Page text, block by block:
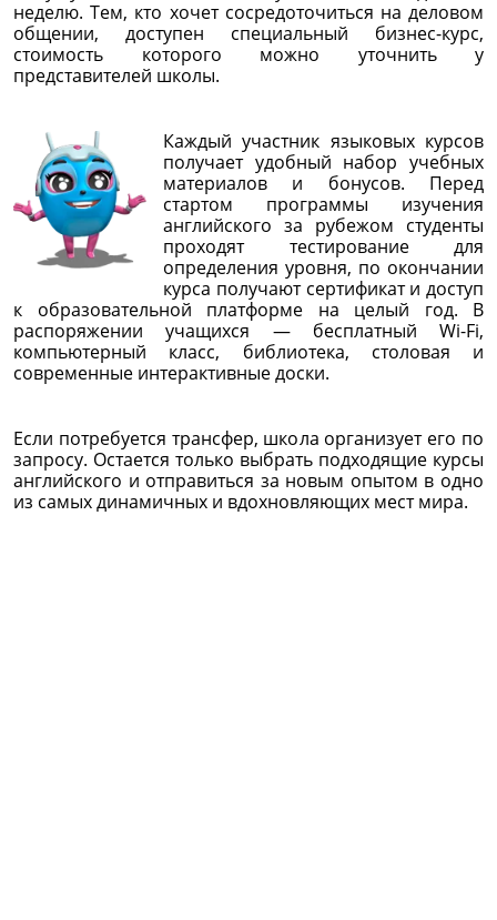
неделю. Тем, кто хочет сосредоточиться на деловом
общении, доступен специальный бизнес-курс,
стоимость которого можно уточнить у
представителей школы.
Каждый участник языковых курсов
получает удобный набор учебных
материалов и бонусов. Перед
стартом программы изучения
английского за рубежом студенты
проходят тестирование для
определения уровня, по окончании
курса получают сертификат и доступ
к образовательной платформе на целый год. В
распоряжении учащихся — бесплатный Wi-Fi,
компьютерный класс, библиотека, столовая и
современные интерактивные доски.
Если потребуется трансфер, школа организует его по
запросу. Остается только выбрать подходящие курсы
английского и отправиться за новым опытом в одно
из самых динамичных и вдохновляющих мест мира.